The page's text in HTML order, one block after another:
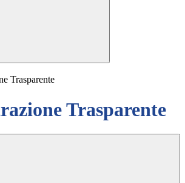
Trasparente
Trasparente